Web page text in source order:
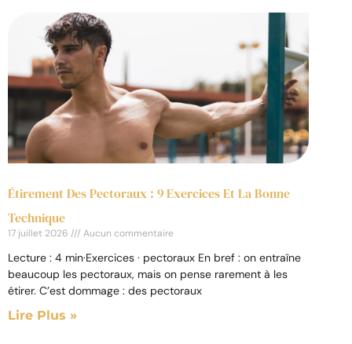
Étirement Des Pectoraux : 9 Exercices Et La Bonne
Technique
17 juillet 2026 Aucun commentaire
Lecture : 4 min·Exercices · pectoraux En bref : on entraîne
beaucoup les pectoraux, mais on pense rarement à les
étirer. C’est dommage : des pectoraux
Lire Plus »